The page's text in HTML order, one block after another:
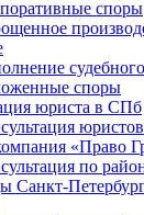
споры
споры
юриста в СПб
«Право
по
Санкт-